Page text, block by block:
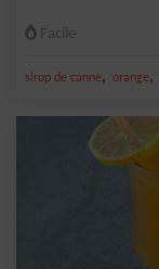
Facile
sirop de canne, orange,